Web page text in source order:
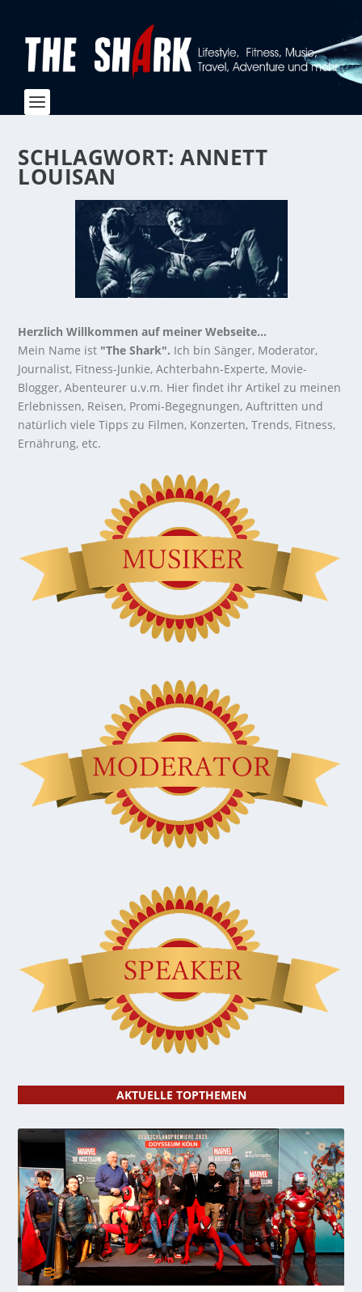
SCHLAGWORT:ANNETT
LOUISAN
Herzlich Willkommen auf meiner Webseite...
Mein Name ist "The Shark". Ich bin Sänger, Moderator,
Journalist, Fitness-Junkie, Achterbahn-Experte, Movie-
Blogger, Abenteurer u.v.m. Hier findet ihr Artikel zu meinen
Erlebnissen, Reisen, Promi-Begegnungen, Auftritten und
natürlich viele Tipps zu Filmen, Konzerten, Trends, Fitness,
Ernährung, etc.
AKTUELLE TOPTHEMEN